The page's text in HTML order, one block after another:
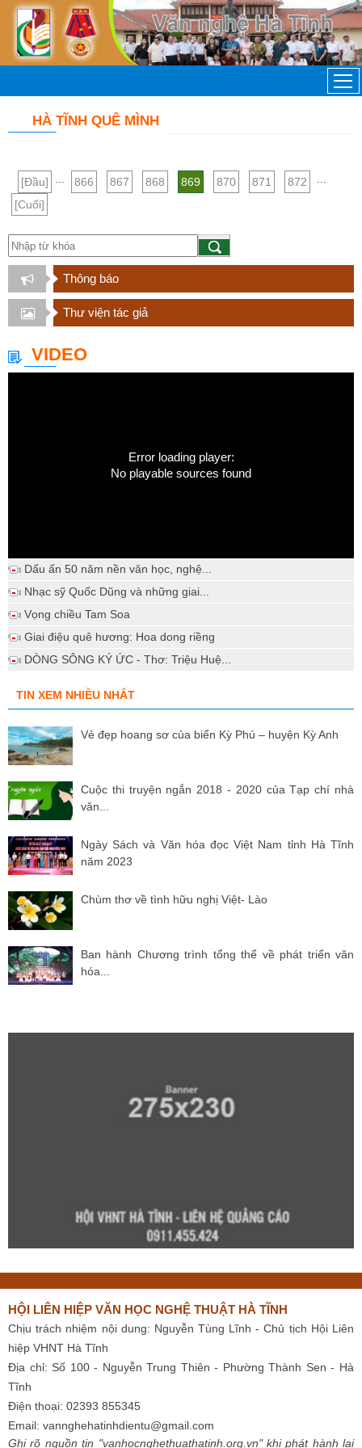
HÀ TĨNH QUÊ MÌNH
[Đầu] ... 866 867 868 869 870 871 872
...
[Cuối]
Thông báo
Thư viện tác giả
VIDEO
Error loading player:
No playable sources found
Dấu ấn 50 năm nền văn học, nghệ...
Nhạc sỹ Quốc Dũng và những giai...
Vọng chiều Tam Soa
Giai điệu quê hương: Hoa dong riềng
DÒNG SÔNG KÝ ỨC - Thơ: Triệu Huệ...
TIN XEM NHIỀU NHẤT
Vẻ đẹp hoang sơ của biển Kỳ Phú – huyện Kỳ Anh
Cuộc thi truyện ngắn 2018 - 2020 của Tạp chí nhà
văn...
Ngày Sách và Văn hóa đọc Việt Nam tỉnh Hà Tĩnh
năm 2023
Chùm thơ về tình hữu nghị Việt- Lào
Ban hành Chương trình tổng thể về phát triển văn
hóa...
HỘI LIÊN HIỆP VĂN HỌC NGHỆ THUẬT HÀ TĨNH
Chịu trách nhiệm nội dung: Nguyễn Tùng Lĩnh - Chủ tịch Hội Liên
hiệp VHNT Hà Tĩnh
Địa chỉ: Số 100 - Nguyễn Trung Thiên - Phường Thành Sen - Hà
Tĩnh
Điện thoại: 02393 855345
Email: vannghehatinhdientu@gmail.com
Ghi rõ nguồn tin "vanhocnghethuathatinh.org.vn" khi phát hành lại